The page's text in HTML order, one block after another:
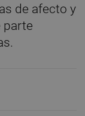
de afecto y
parte